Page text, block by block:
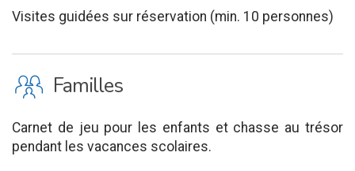
Visites guidées sur réservation (min. 10 personnes)
K Familles
Carnet de jeu pour les enfants et chasse au trésor
pendant les vacances scolaires.